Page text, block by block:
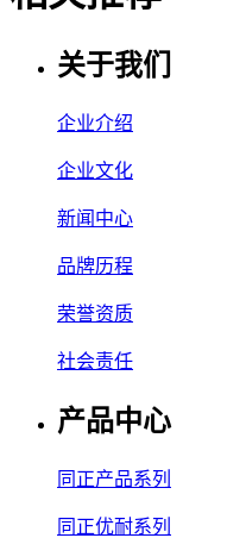
关于我们
企业介绍
企业文化
新闻中心
品牌历程
荣誉资质
社会责任
产品中心
同正产品系列
同正优耐系列